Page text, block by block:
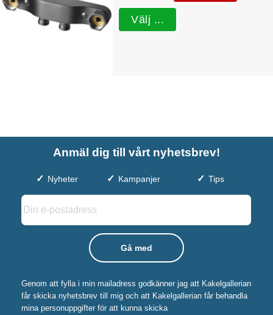
Välj ...
Anmäl dig till vårt nyhetsbrev!
Nyheter Kampanjer Tips
Genom att fylla i min mailadress godkänner jag att Kakelgallerian
får skicka nyhetsbrev till mig och att Kakelgallerian får behandla
mina personuppgifter för att kunna skicka